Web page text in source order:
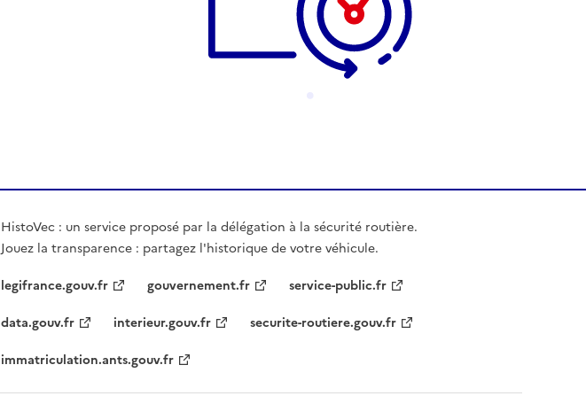
HistoVec : un service proposé par la délégation à la sécurité routière.
Jouez la transparence : partagez l'historique de votre véhicule.
legifrance.gouv.fr
gouvernement.fr
service-public.fr
data.gouv.fr
interieur.gouv.fr
securite-routiere.gouv.fr
immatriculation.ants.gouv.fr